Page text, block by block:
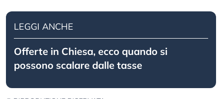
LEGGI ANCHE
Offerte in Chiesa, ecco quando si
possono scalare dalle tasse